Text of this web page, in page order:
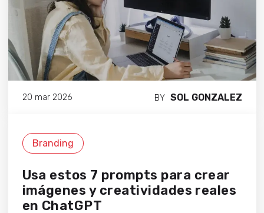
20 mar 2026 BY SOL GONZALEZ
Branding
Usa estos 7 prompts para crear
imágenes y creatividades reales
en ChatGPT